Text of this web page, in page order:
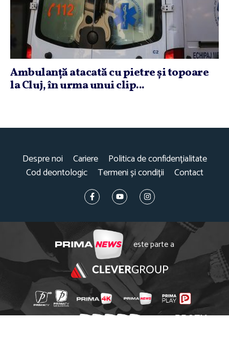
Ambulanţă atacată cu pietre şi topoare
la Cluj, în urma unui clip...
Despre noi Cariere
Politica de confidențialitate
Cod deontologic
Termeni și condiții Contact
este parte a